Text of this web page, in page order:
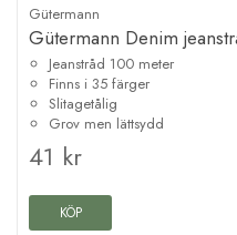
Gütermann
Gütermann Denim
Jeanstråd 100 meter
Finns i 35 färger
Slitagetålig
Grov men lättsydd
41 kr
KÖP